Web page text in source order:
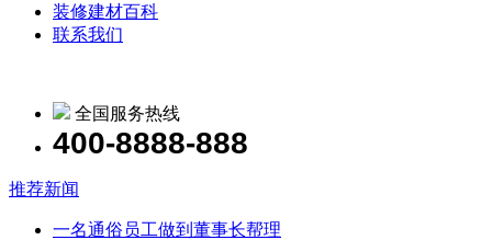
装修建材百科
联系我们
全国服务热线
400-8888-888
推荐新闻
一名通俗员工做到董事长帮理